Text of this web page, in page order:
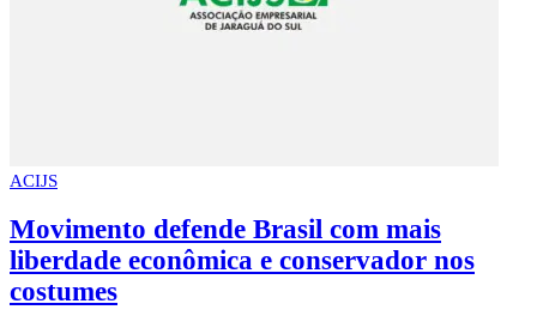
ACIJS
Movimento defende Brasil com mais
liberdade econômica e conservador nos
costumes